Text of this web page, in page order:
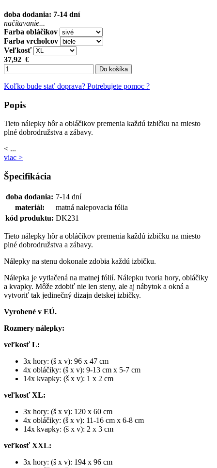
doba dodania: 7-14 dní
načítavanie...
Farba obláčikov
Farba vrcholcov
Veľkosť
37,92 €
Do košíka
Koľko bude stať doprava? Potrebujete pomoc ?
Popis
Tieto nálepky hôr a obláčikov premenia každú izbičku na miesto
plné dobrodružstva a zábavy.
< ...
viac >
Špecifikácia
doba dodania: 7-14 dní
materiál:
matná nalepovacia fólia
kód produktu: DK231
Tieto nálepky hôr a obláčikov premenia každú izbičku na miesto
plné dobrodružstva a zábavy.
Nálepky na stenu dokonale zdobia každú izbičku.
Nálepka je vytlačená na matnej fólií. Nálepku tvoria hory, obláčiky
a kvapky. Môže zdobiť nie len steny, ale aj nábytok a okná a
vytvoriť tak jedinečný dizajn detskej izbičky.
Vyrobené v EÚ.
Rozmery nálepky:
veľkosť L:
3x hory: (š x v): 96 x 47 cm
4x obláčiky: (š x v): 9-13 cm x 5-7 cm
14x kvapky: (š x v): 1 x 2 cm
veľkosť XL:
3x hory: (š x v): 120 x 60 cm
4x obláčiky: (š x v): 11-16 cm x 6-8 cm
14x kvapky: (š x v): 2 x 3 cm
veľkosť XXL:
3x hory: (š x v): 194 x 96 cm